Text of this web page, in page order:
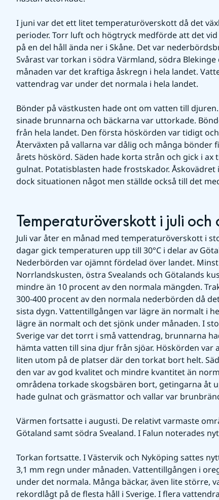
I juni var det ett litet temperaturöverskott då det
perioder. Torr luft och högtryck medförde att det
på en del håll ända ner i Skåne. Det var
Svårast var torkan i södra Värmland, södra
månaden var det kraftiga åskregn i hela landet.
vattendrag var under det normala i hela landet.
Bönder på västkusten hade ont om vatten till
sinade brunnarna och bäckarna var uttorkade.
från hela landet. Den första höskörden var tidigt
Återväxten på vallarna var dålig och många bönder
årets höskörd. Säden hade korta strån och gick i ax
gulnat. Potatisblasten hade frostskador.
dock situationen något men ställde också till det
Temperaturöverskott i juli och
Juli var åter en månad med temperaturöverskott i
dagar gick temperaturen upp till 30°C i delar av
Nederbörden var ojämnt fördelad över landet.
Norrlandskusten, östra Svealands och Götalands
mindre än 10 procent av den normala mängden.
300-400 procent av den normala nederbörden då
sista dygn. Vattentillgången var lägre än normalt i
lägre än normalt och det sjönk under månaden. I
Sverige var det torrt i små vattendrag, brunnarna
hämta vatten till sina djur från sjöar. Höskörden var
liten utom på de platser där den torkat bort helt.
den var av god kvalitet och mindre kvantitet än
områdena torkade skogsbären bort, getingarna åt
hade gulnat och gräsmattor och vallar var
Värmen fortsatte i augusti. De relativt varmaste
Götaland samt södra Svealand. I Falun noterades
Torkan fortsatte. I Västervik och Nyköping sattes
3,1 mm regn under månaden. Vattentillgången i
under det normala. Många bäckar, även lite större,
rekordlågt på de flesta håll i Sverige. I flera